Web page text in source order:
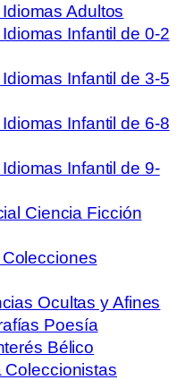
Adultos
Infantil de 0-2
Infantil de 3-5
Infantil de 6-8
Infantil de 9-
Ciencia Ficción
Ocultas y Afines
Poesía
Bélico
Coleccionistas